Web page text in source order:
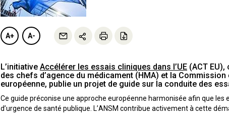
A+ A-
L’initiative Accélérer les essais cliniques dans l’UE (ACT
des chefs d’agence du médicament (HMA) et la
européenne, publie un projet de guide sur la conduite des
Ce guide préconise une approche européenne harmonisée afin que
d’urgence de santé publique. L’ANSM contribue activement à cette